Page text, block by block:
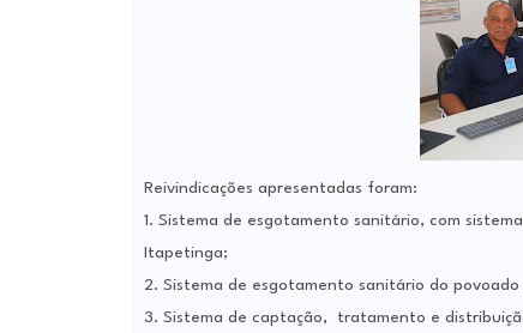
Reivindicações apresentadas foram:
1. Sistema de esgotamento sanitário, com
Itapetinga;
2. Sistema de esgotamento sanitário do
3. Sistema de captação, tratamento e